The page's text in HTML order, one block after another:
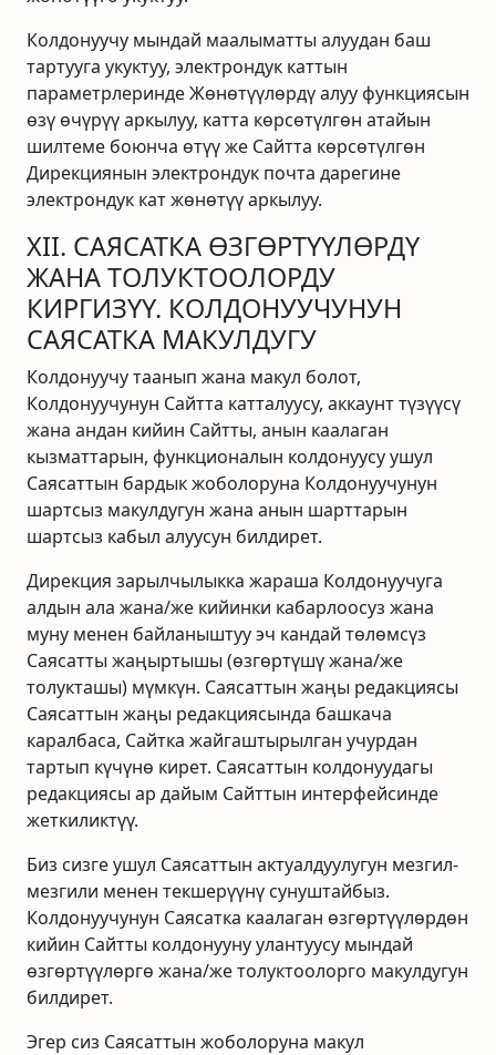
Колдонуучу мындай маалыматты алуудан баш
тартууга укуктуу, электрондук каттын
параметрлеринде Жөнөтүүлөрдү алуу функциясын
өзү өчүрүү аркылуу, катта көрсөтүлгөн атайын
шилтеме боюнча өтүү же Сайтта көрсөтүлгөн
Дирекциянын электрондук почта дарегине
электрондук кат жөнөтүү аркылуу.
XII. САЯСАТКА ӨЗГӨРТҮҮЛӨРДҮ
ЖАНА ТОЛУКТООЛОРДУ
КИРГИЗҮҮ. КОЛДОНУУЧУНУН
САЯСАТКА МАКУЛДУГУ
Колдонуучу таанып жана макул болот,
Колдонуучунун Сайтта катталуусу, аккаунт түзүүсү
жана андан кийин Сайтты, анын каалаган
кызматтарын, функционалын колдонуусу ушул
Саясаттын бардык жоболоруна Колдонуучунун
шартсыз макулдугун жана анын шарттарын
шартсыз кабыл алуусун билдирет.
Дирекция зарылчылыкка жараша Колдонуучуга
алдын ала жана/же кийинки кабарлоосуз жана
муну менен байланыштуу эч кандай төлөмсүз
Саясатты жаңыртышы (өзгөртүшү жана/же
толукташы) мүмкүн. Саясаттын жаңы редакциясы
Саясаттын жаңы редакциясында башкача
каралбаса, Сайтка жайгаштырылган учурдан
тартып күчүнө кирет. Саясаттын колдонуудагы
редакциясы ар дайым Сайттын интерфейсинде
жеткиликтүү.
Биз сизге ушул Саясаттын актуалдуулугун мезгил-
мезгили менен текшерүүнү сунуштайбыз.
Колдонуучунун Саясатка каалаган өзгөртүүлөрдөн
кийин Сайтты колдонууну улантуусу мындай
өзгөртүүлөргө жана/же толуктоолорго макулдугун
билдирет.
Эгер сиз Саясаттын жоболоруна макул